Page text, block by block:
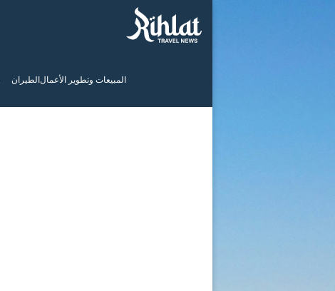
المبيعات وتطوير الأعمال الطيران